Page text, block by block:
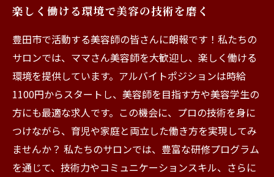
楽しく働ける環境で美容の技術を磨く
豊田市で活動する美容師の皆さんに朗報です！私たちの
サロンでは、ママさん美容師を大歓迎し、楽しく働ける
環境を提供しています。アルバイトポジションは時給
1100円からスタートし、美容師を目指す方や美容学生の
方にも最適な求人です。この機会に、プロの技術を身に
つけながら、育児や家庭と両立した働き方を実現してみ
ませんか？ 私たちのサロンでは、豊富な研修プログラム
を通じて、技術力やコミュニケーションスキル、さらに